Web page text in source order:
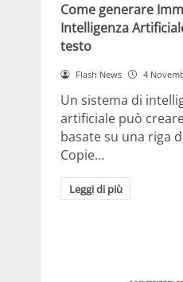
Come generare
Intelligenza
testo
Flash News 4
Un sistema di
artificiale può
basate su una riga
Copie…
Leggi di più